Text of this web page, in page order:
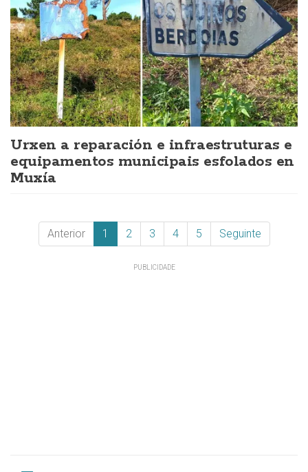
Urxen a reparación e infraestruturas e
equipamentos municipais esfolados en
Muxía
Anterior 1 2 3 4 5 Seguinte